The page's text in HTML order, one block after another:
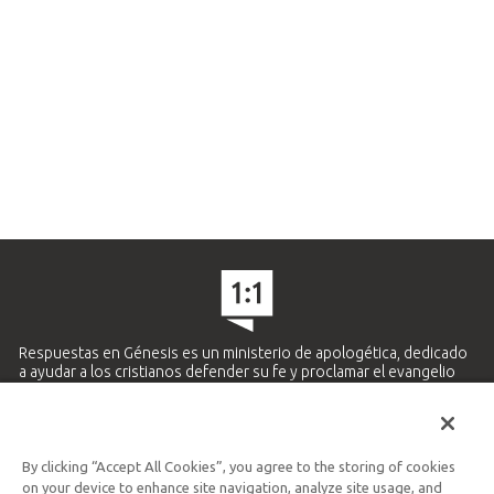
Respuestas en Génesis es un ministerio de apologética, dedicado
a ayudar a los cristianos defender su fe y proclamar el evangelio
Ministerio Hispano y Latinoamericano
By clicking “Accept All Cookies”, you agree to the storing of cookies
on your device to enhance site navigation, analyze site usage, and